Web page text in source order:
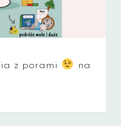
z porami
na